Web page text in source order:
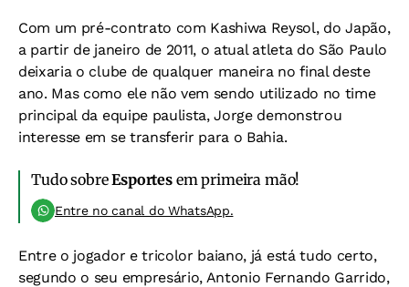
Com um pré-contrato com Kashiwa Reysol, do Japão,
a partir de janeiro de 2011, o atual atleta do São Paulo
deixaria o clube de qualquer maneira no final deste
ano. Mas como ele não vem sendo utilizado no time
principal da equipe paulista, Jorge demonstrou
interesse em se transferir para o Bahia.
Tudo sobreEsportesem primeira mão!
Entre no canal do WhatsApp.
Entre o jogador e tricolor baiano, já está tudo certo,
segundo o seu empresário, Antonio Fernando Garrido,